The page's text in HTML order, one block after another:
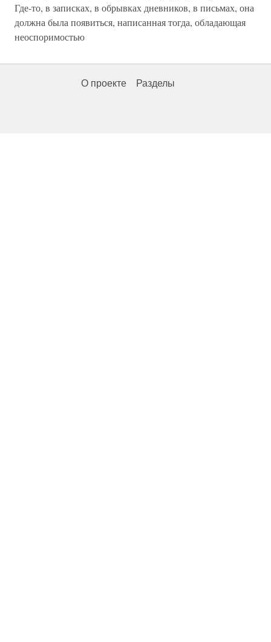
Где-то, в записках, в обрывках дневников, в письмах, она
должна была появиться, написанная тогда, обладающая
неоспоримостью
О проекте Разделы